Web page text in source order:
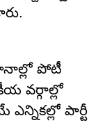
పోటీ
వర్గాల్లో
పార్టీ